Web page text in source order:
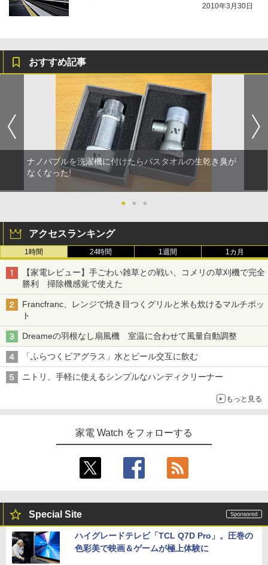
2010年3月30日
おすすめ記事
ナノバブルを洗濯機に付けたらバスタオルの生乾き臭が
なくなった!
● ● ●
アクセスランキング
1時間 24時間 1週間 1カ月
【家電レビュー】手ごわい雑草との戦い、コメリの草刈機で完全
勝利 掃除機感覚で使えた
Francfranc、レンジで焼き目つくグリルと米も炊けるマルチポッ
ト
Dreameの羽根なし扇風機 室温に合わせて風量自動調整
「ふらつくビアグラス」水とビール交互に飲む
ニトリ、手軽に使えるシンプルなハンディクリーナー
もっと見る
家電 Watch をフォローする
Special Site
ハイグレードテレビ「TCL Q7D Pro」。圧巻の
色彩美で映画＆ゲームが極上体験に